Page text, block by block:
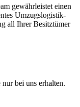
gewährleistet einen
Umzugslogistik-
all Ihrer Besitztümer
bei uns erhalten.